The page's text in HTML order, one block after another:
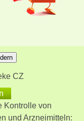
CZ
Kontrolle von
und Arzneimitteln: